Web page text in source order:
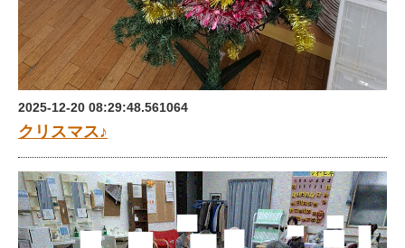
2025-12-20 08:29:48.561064
クリスマス♪